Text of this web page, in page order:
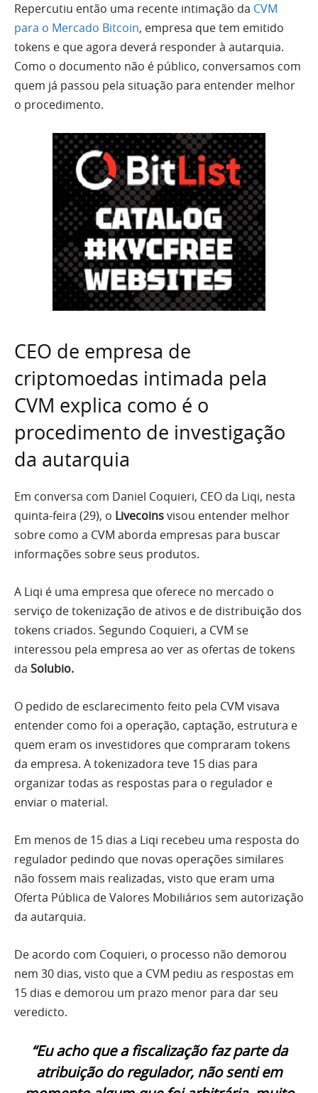
Repercutiu então uma recente intimação da CVM
para o Mercado Bitcoin, empresa que tem emitido
tokens e que agora deverá responder à autarquia.
Como o documento não é público, conversamos com
quem já passou pela situação para entender melhor
o procedimento.
CEO de empresa de
criptomoedas intimada pela
CVM explica como é o
procedimento de investigação
da autarquia
Em conversa com Daniel Coquieri, CEO da Liqi, nesta
quinta-feira (29), o Livecoinsvisou entender melhor
sobre como a CVM aborda empresas para buscar
informações sobre seus produtos.
A Liqi é uma empresa que oferece no mercado o
serviço de tokenização de ativos e de distribuição dos
tokens criados. Segundo Coquieri, a CVM se
interessou pela empresa ao ver as ofertas de tokens
da Solubio.
O pedido de esclarecimento feito pela CVM visava
entender como foi a operação, captação, estrutura e
quem eram os investidores que compraram tokens
da empresa. A tokenizadora teve 15 dias para
organizar todas as respostas para o regulador e
enviar o material.
Em menos de 15 dias a Liqi recebeu uma resposta do
regulador pedindo que novas operações similares
não fossem mais realizadas, visto que eram uma
Oferta Pública de Valores Mobiliários sem autorização
da autarquia.
De acordo com Coquieri, o processo não demorou
nem 30 dias, visto que a CVM pediu as respostas em
15 dias e demorou um prazo menor para dar seu
veredicto.
“Eu acho que a fiscalização faz parte da
atribuição do regulador, não senti em